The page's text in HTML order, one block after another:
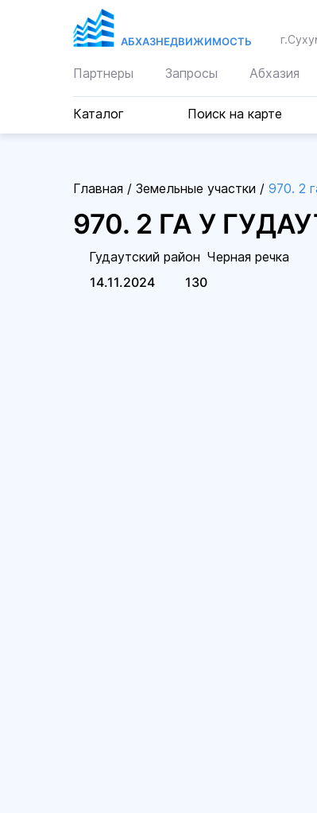
АБХАЗНЕДВИЖИМОСТЬ
Партнеры Запросы Абхазия
Каталог Поиск на карте
Главная / Земельные участки / 970. 2
970. 2 ГА У
Гудаутский район Черная речка
14.11.2024
130